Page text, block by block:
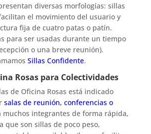
diversas morfologías: sillas
el movimiento del usuario y
fija de cuatro patas o patín.
para ser usadas durante un tiempo
o una breve reunión).
Sillas Confidente.
Rosas para Colectividades
de Oficina Rosas está indicado
salas de reunión, conferencias o
muchos integrantes de forma rápida,
que son sillas de poco peso,